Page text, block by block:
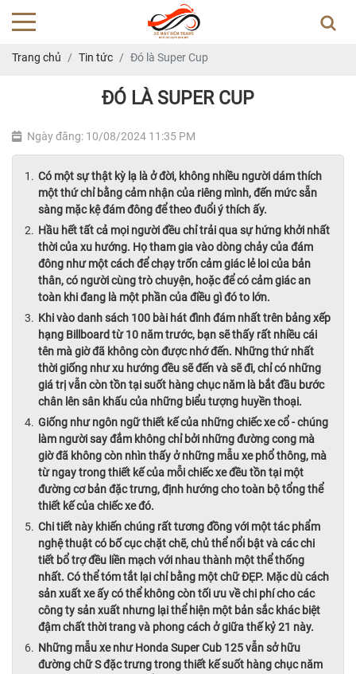
Trang chủ Tin tức Đó là Super Cup
ĐÓ LÀ SUPER CUP
Ngày đăng: 10/08/2024 11:35 PM
Có một sự thật kỳ lạ là ở đời, không nhiều người dám thích
một thứ chỉ bằng cảm nhận của riêng mình, đến mức sẵn
sàng mặc kệ đám đông để theo đuổi ý thích ấy.
Hầu hết tất cả mọi người đều chỉ trải qua sự hứng khởi nhất
thời của xu hướng. Họ tham gia vào dòng chảy của đám
đông như một cách để chạy trốn cảm giác lẻ loi của bản
thân, có người cùng trò chuyện, hoặc để có cảm giác an
toàn khi đang là một phần của điều gì đó to lớn.
Khi vào danh sách 100 bài hát đình đám nhất trên bảng xếp
hạng Billboard từ 10 năm trước, bạn sẽ thấy rất nhiều cái
tên mà giờ đã không còn được nhớ đến. Những thứ nhất
thời giống như xu hướng đều sẽ đến và sẽ đi, chỉ có những
giá trị vẫn còn tồn tại suốt hàng chục năm là bắt đầu bước
chân lên sân khấu của những biểu tượng huyền thoại.
Giống như ngôn ngữ thiết kế của những chiếc xe cổ - chúng
làm người say đắm không chỉ bởi những đường cong mà
giờ đã không còn nhìn thấy ở những mẫu xe phổ thông, mà
từ ngay trong thiết kế của mỗi chiếc xe đều tồn tại một
đường cơ bản đặc trưng, định hướng cho toàn bộ tổng thể
thiết kế của chiếc xe đó.
Chi tiết này khiến chúng rất tương đồng với một tác phẩm
nghệ thuật có bố cục chặt chẽ, chủ thể nổi bật và các chi
tiết bổ trợ đều liền mạch với nhau thành một thể thống
nhất. Có thể tóm tắt lại chỉ bằng một chữ ĐẸP. Mặc dù cách
sản xuất xe ấy có thể không còn tối ưu về chi phí cho các
công ty sản xuất nhưng lại thể hiện một bản sắc khác biệt
đậm chất thời trang và phong cách ở giữa thế kỷ 21 này.
Những mẫu xe như Honda Super Cub 125 vẫn sở hữu
đường chữ S đặc trưng trong thiết kế suốt hàng chục năm